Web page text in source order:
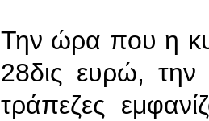
Την ώρα που η
28δις ευρώ,
τράπεζες